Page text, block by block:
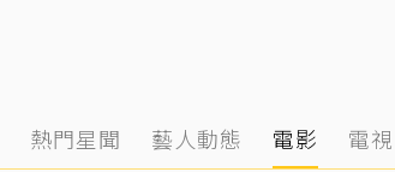
熱門星聞 藝人動態 電影 電視